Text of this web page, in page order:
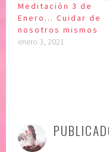
Meditación 3 de
Enero… Cuidar de
nosotros mismos
enero 3, 2021
lq